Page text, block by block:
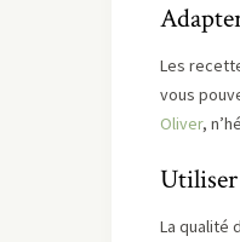
Les
vous
Oliver,
La qualité